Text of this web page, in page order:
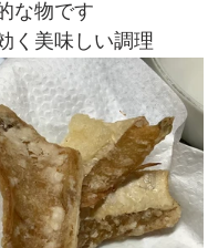
な物です
く美味しい調理